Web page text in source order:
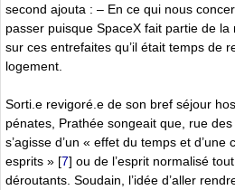
second ajouta : – En ce qui nous
passer puisque SpaceX fait partie de
sur ces entrefaites qu’il était temps de
logement.
Sorti.e revigoré.e de son bref séjour
pénates, Prathée songeait que, rue
s’agisse d’un « effet du temps et
esprits » [7] ou de l’esprit normalisé
déroutants. Soudain, l’idée d’aller